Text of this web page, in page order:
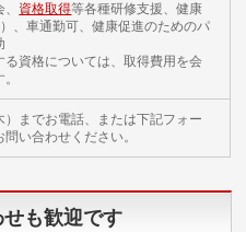
資格取得等各種研修支援、健康
、車通勤可、健康促進のためのパ
資格については、取得費用を会
）までお電話、または下記フォー
い合わせください。
も歓迎です